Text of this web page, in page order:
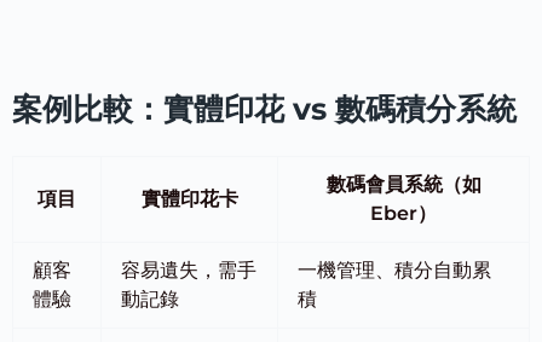
案例比較：實體印花 vs 數碼積分系統
項目 實體印花卡
數碼會員系統（如
Eber）
顧客
體驗
容易遺失，需手
動記錄
一機管理、積分自動累
積